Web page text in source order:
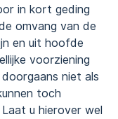
in kort geding
omvang van de
en uit hoofde
voorziening
niet als
toch
u hierover wel